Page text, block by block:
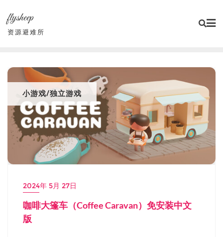
content
flysheep
资源避难所
小游戏/独立游戏
2024年 5月 27日
咖啡大篷车（Coffee Caravan）免安装中文
版